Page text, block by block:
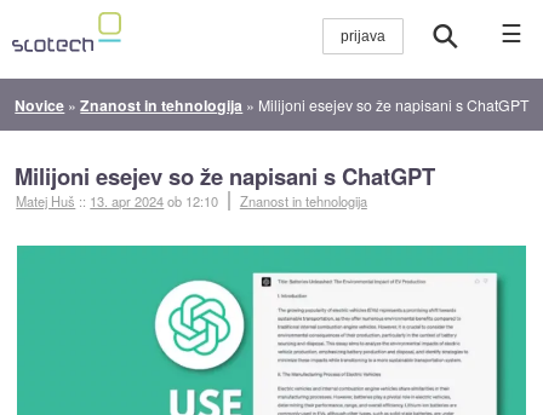
☰
Novice »Znanost in tehnologija » Milijoni esejev so že napisani s ChatGPT
Milijoni esejev so že napisani s ChatGPT
Matej Huš :: 13. apr 2024ob 12:10 Znanost in tehnologija